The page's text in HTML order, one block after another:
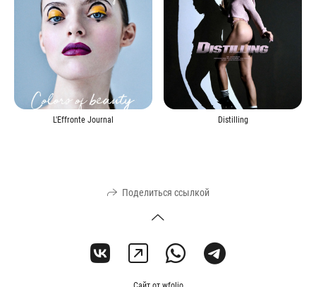
L'Effronte Journal Distilling
Поделиться ссылкой